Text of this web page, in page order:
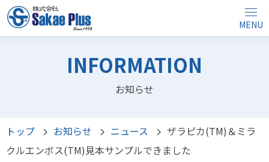
MENU
INFORMATION
お知らせ
トップ お知らせ ニュース
ザラピカ(TM)＆ミラ
クルエンボス(TM)見本サンプルできました